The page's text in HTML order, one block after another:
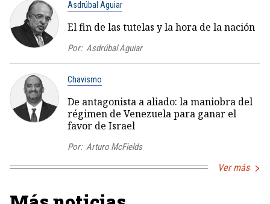
Asdrúbal Aguiar
El fin de las tutelas y la hora de la nación
Por: Asdrúbal Aguiar
Chavismo
De antagonista a aliado: la maniobra del
régimen de Venezuela para ganar el
favor de Israel
Por: Arturo McFields
Ver más